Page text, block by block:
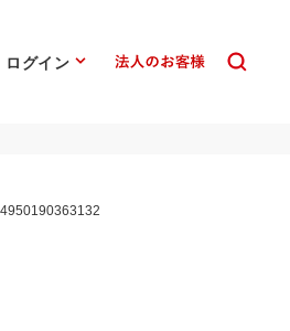
ログイン
4950190363132